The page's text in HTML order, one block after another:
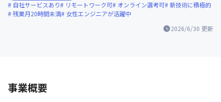
2026/6/30 更新
自社サービスあり
リモートワーク可 オンライン選考可 新技術に積極的
残業月20時間未満
女性エンジニアが活躍中
事業概要